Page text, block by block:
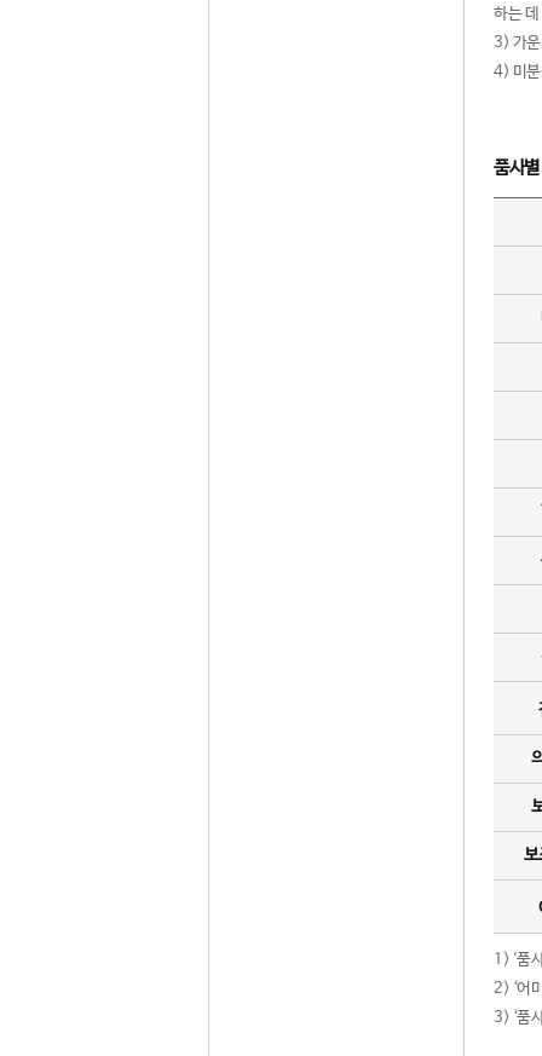
하는
3) 가운
4) 미분
품사
보
1) '품
2) ‘어
3) ‘품